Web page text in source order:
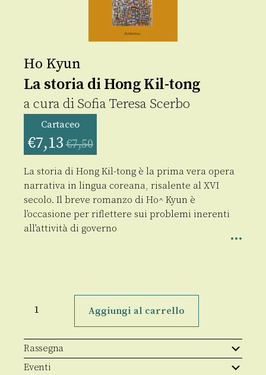
Ho Kyun
La storia di Hong Kil-tong
a cura di Sofia Teresa Scerbo
Cartaceo
€7,13 €7,50
La storia di Hong Kil-tong è la prima vera opera
narrativa in lingua coreana, risalente al XVI
secolo. Il breve romanzo di Ho^ Kyun è
l’occasione per riflettere sui problemi inerenti
all’attività di governo
storia
Kil-
tong
quantità
Aggiungi al carrello
Rassegna
Eventi